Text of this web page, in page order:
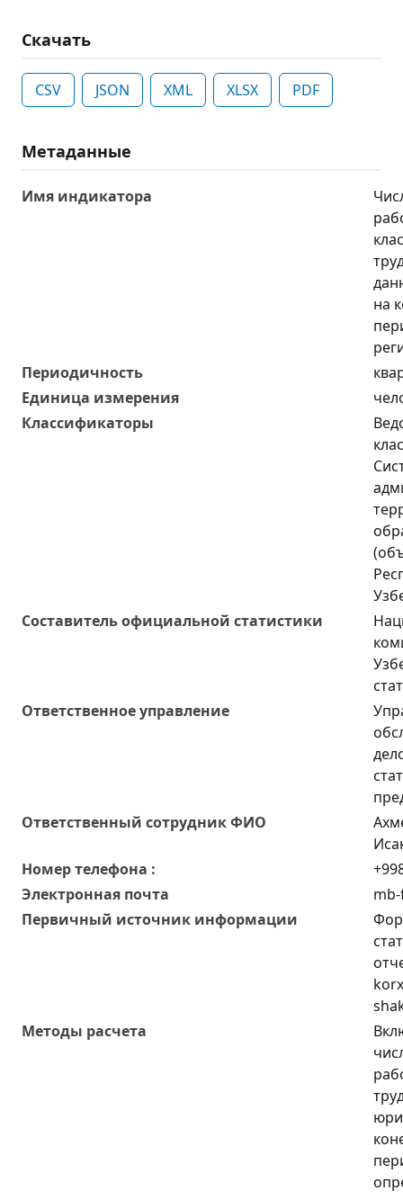
Скачать
CSV JSON XML XLSX PDF
Метаданные
Имя индикатора
на
Периодичность
Единица измерения
Классификаторы
Составитель официальной статистики
Ответственное управление
Oтветственный сотрудник ФИО
Номер телефона :
Электронная почта
Первичный источник информации
Методы расчета